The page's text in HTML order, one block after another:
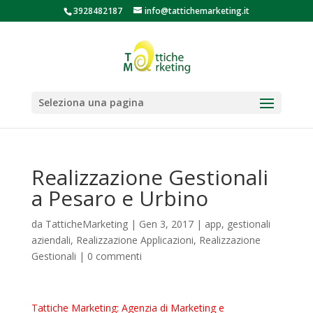
3928482187 info@tattichemarketing.it
Seleziona una pagina
Realizzazione Gestionali
a Pesaro e Urbino
da TatticheMarketing| Gen 3, 2017| app, gestionali
aziendali, Realizzazione Applicazioni, Realizzazione
Gestionali | 0 commenti
Tattiche Marketing: Agenzia di Marketing e